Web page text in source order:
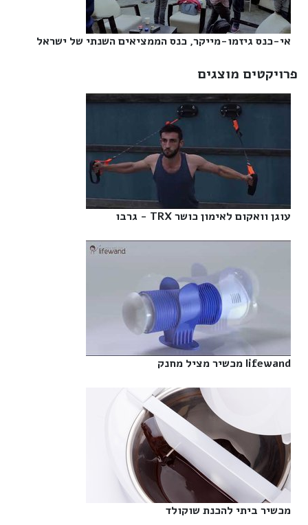
אי-כנס גיזמו-מייקר, כנס הממציאים השנתי של ישראל‎
פרויקטים מוצגים
עוגן וואקום לאימון כושר TRX - גרבו‎
lifewand מכשיר מציל מחנק‎
מכשיר ביתי להכנת שוקולד‎